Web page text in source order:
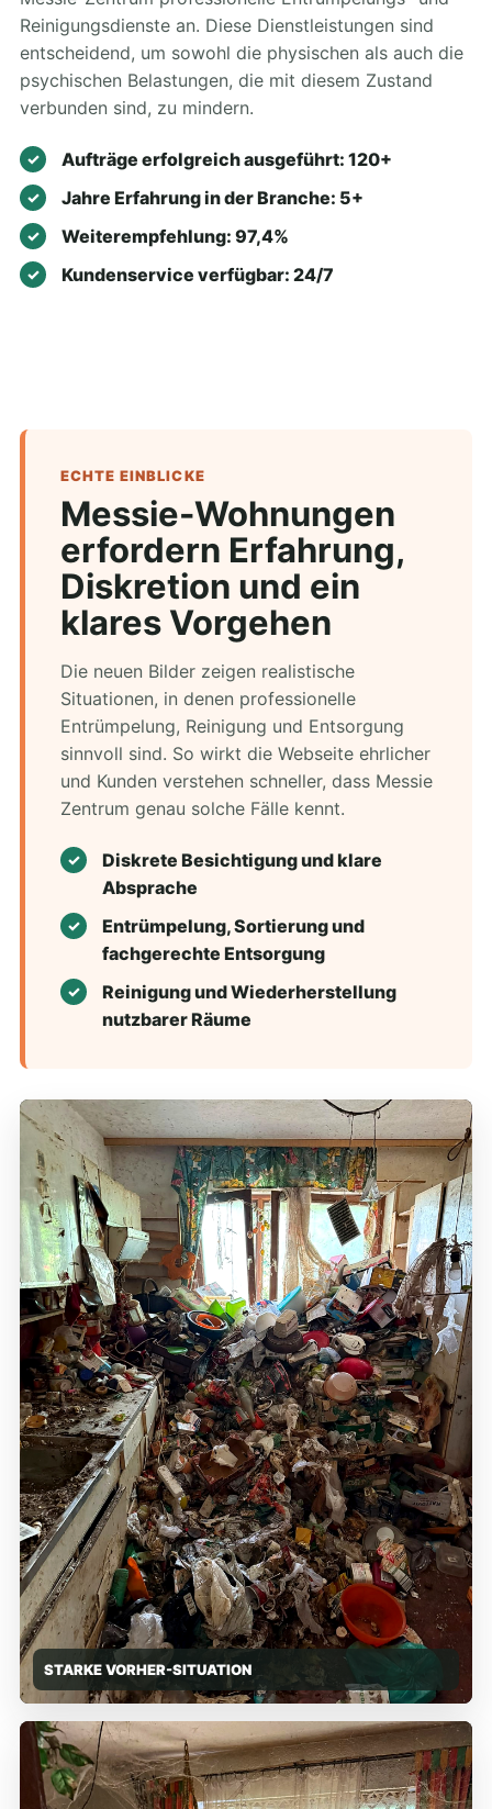
Reinigungsdienste an. Diese Dienstleistungen sind
entscheidend, um sowohl die physischen als auch die
psychischen Belastungen, die mit diesem Zustand
verbunden sind, zu mindern.
Aufträge erfolgreich ausgeführt: 120+
Jahre Erfahrung in der Branche: 5+
Weiterempfehlung: 97,4%
Kundenservice verfügbar: 24/7
ECHTE EINBLICKE
Messie-Wohnungen
erfordern Erfahrung,
Diskretion und ein
klares Vorgehen
Die neuen Bilder zeigen realistische
Situationen, in denen professionelle
Entrümpelung, Reinigung und Entsorgung
sinnvoll sind. So wirkt die Webseite ehrlicher
und Kunden verstehen schneller, dass Messie
Zentrum genau solche Fälle kennt.
Diskrete Besichtigung und klare
Absprache
Entrümpelung, Sortierung und
fachgerechte Entsorgung
Reinigung und Wiederherstellung
nutzbarer Räume
STARKE VORHER-SITUATION